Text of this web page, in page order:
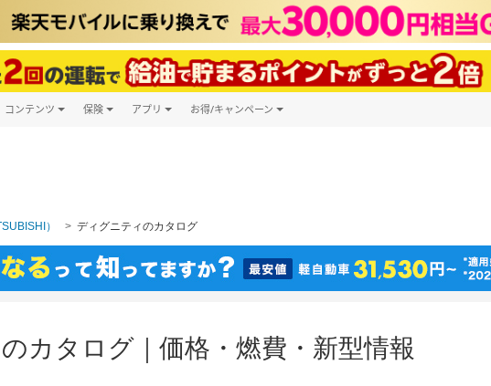
コンテンツ 保険 アプリ お得/キャンペーン
） ディグニティのカタログ
カタログ｜価格・燃費・新型情報